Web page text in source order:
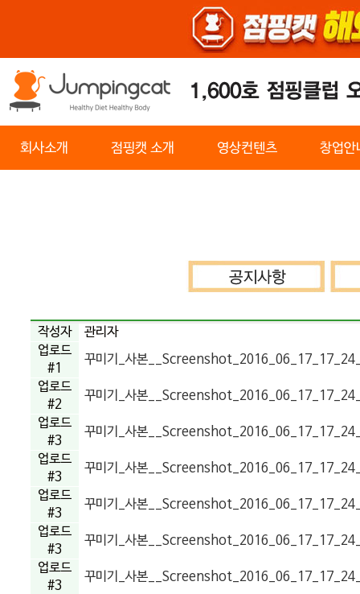
회사소개 점핑캣 소개 영상컨텐츠 창업안
작성자
관리자
업로드
#1
꾸미기_사본
업로드
#2
꾸미기_사본
업로드
#3
꾸미기_사본
업로드
#3
꾸미기_사본
업로드
#3
꾸미기_사본
업로드
#3
꾸미기_사본
업로드
#3
꾸미기_사본